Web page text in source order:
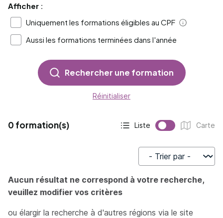
Afficher :
Uniquement les formations éligibles au CPF
Aide
Aussi les formations terminées dans l'année
Rechercher une formation
Réinitialiser
0 formation(s)
Affichage actif :
Liste
Affichage :
Carte
Trier par
Aucun résultat ne correspond à votre recherche,
veuillez modifier vos critères
ou élargir la recherche à d'autres régions via le site